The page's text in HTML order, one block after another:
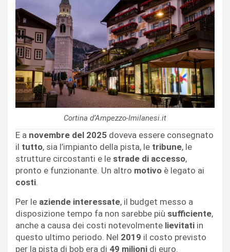
Cortina d’Ampezzo-Imilanesi.it
E a novembre del 2025 doveva essere consegnato
il tutto, sia l’impianto della pista, le tribune, le
strutture circostanti e le strade di accesso,
pronto e funzionante. Un altro motivo è legato ai
costi.
Per le aziende interessate, il budget messo a
disposizione tempo fa non sarebbe più sufficiente,
anche a causa dei costi notevolmente lievitati in
questo ultimo periodo. Nel 2019 il costo previsto
per la pista di bob era di 49 milioni di euro.